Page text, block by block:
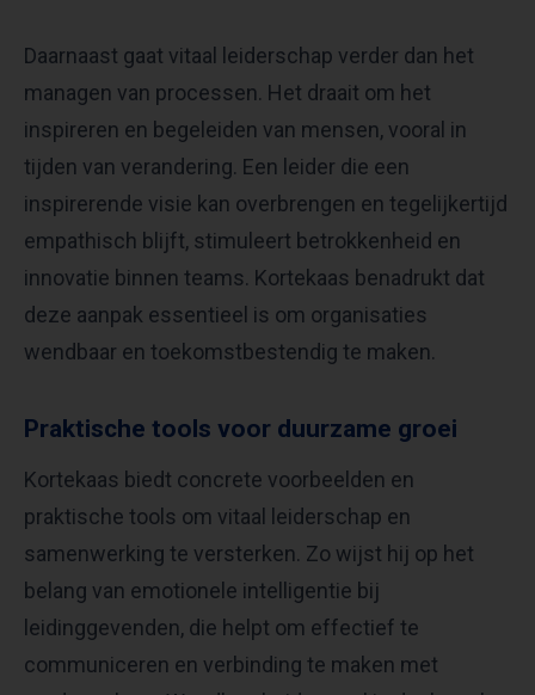
Daarnaast gaat vitaal leiderschap verder dan het
managen van processen. Het draait om het
inspireren en begeleiden van mensen, vooral in
tijden van verandering. Een leider die een
inspirerende visie kan overbrengen en tegelijkertijd
empathisch blijft, stimuleert betrokkenheid en
innovatie binnen teams. Kortekaas benadrukt dat
deze aanpak essentieel is om organisaties
wendbaar en toekomstbestendig te maken.
Praktische tools voor duurzame groei
Kortekaas biedt concrete voorbeelden en
praktische tools om vitaal leiderschap en
samenwerking te versterken. Zo wijst hij op het
belang van emotionele intelligentie bij
leidinggevenden, die helpt om effectief te
communiceren en verbinding te maken met